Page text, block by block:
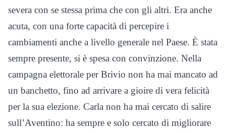
severa con se stessa prima che con gli altri. Era anche
acuta, con una forte capacità di percepire i
cambiamenti anche a livello generale nel Paese. È stata
sempre presente, si è spesa con convinzione. Nella
campagna elettorale per Brivio non ha mai mancato ad
un banchetto, fino ad arrivare a gioire di vera felicità
per la sua elezione. Carla non ha mai cercato di salire
sull’Aventino: ha sempre e solo cercato di migliorare